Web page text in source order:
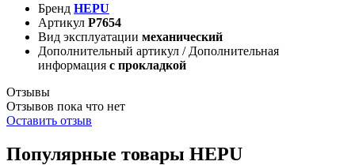
Бренд HEPU
Артикул P7654
Вид эксплуатации механический
Дополнительный артикул / Дополнительная
информация с прокладкой
Отзывы
Отзывов пока что нет
Оставить отзыв
Популярные товары HEPU